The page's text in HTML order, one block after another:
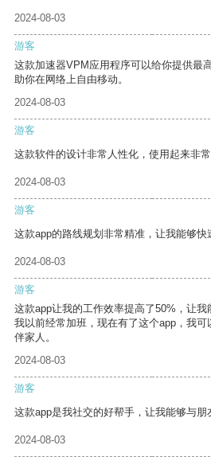
2024-08-03
游客
这款加速器VPM应用程序可以给你提供最
助你在网络上自由移动。
2024-08-03
游客
这款软件的设计非常人性化，使用起来非常
2024-08-03
游客
这款app的路线规划非常精准，让我能够快
2024-08-03
游客
这款app让我的工作效率提高了50%，让我
我以前经常加班，现在有了这个app，我
伴家人。
2024-08-03
游客
这款app是我社交的好帮手，让我能够与朋
2024-08-03